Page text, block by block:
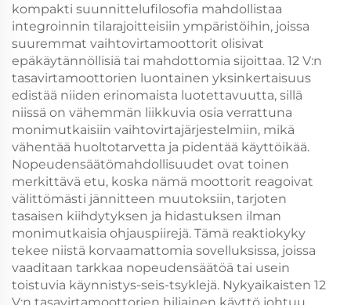
kompakti suunnittelufilosofia mahdollistaa
integroinnin tilarajoitteisiin ympäristöihin, joissa
suuremmat vaihtovirtamoottorit olisivat
epäkäytännöllisiä tai mahdottomia sijoittaa. 12 V:n
tasavirtamoottorien luontainen yksinkertaisuus
edistää niiden erinomaista luotettavuutta, sillä
niissä on vähemmän liikkuvia osia verrattuna
monimutkaisiin vaihtovirtajärjestelmiin, mikä
vähentää huoltotarvetta ja pidentää käyttöikää.
Nopeudensäätömahdollisuudet ovat toinen
merkittävä etu, koska nämä moottorit reagoivat
välittömästi jännitteen muutoksiin, tarjoten
tasaisen kiihdytyksen ja hidastuksen ilman
monimutkaisia ohjauspiirejä. Tämä reaktiokyky
tekee niistä korvaamattomia sovelluksissa, joissa
vaaditaan tarkkaa nopeudensäätöä tai usein
toistuvia käynnistys-seis-tsyklejä. Nykyaikaisten 12